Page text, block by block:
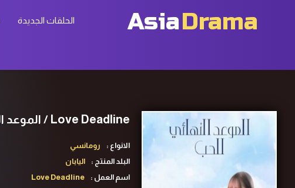
AsiaDrama الحلقات الجديدة
Love Deadline / الموعد النهائي للحب تقرير + حلقات مترجمة
الانواع :
رومانسي
البلد المنتج :
اليابان
اسم العمل :
Love Deadline